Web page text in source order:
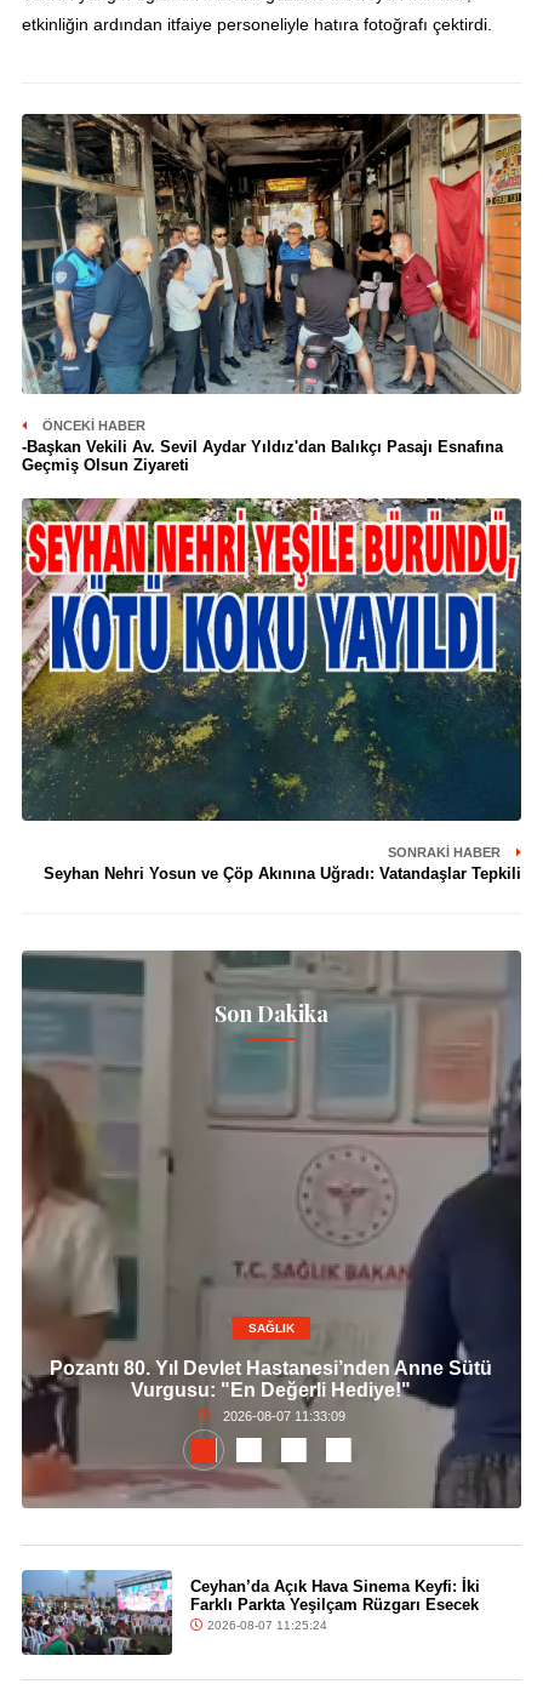
etkinliğin ardından itfaiye personeliyle hatıra fotoğrafı çektirdi.
ÖNCEKI HABER
-Başkan Vekili Av. Sevil Aydar Yıldız'dan Balıkçı Pasajı Esnafına
Geçmiş Olsun Ziyareti
SONRAKI HABER
Seyhan Nehri Yosun ve Çöp Akınına Uğradı: Vatandaşlar Tepkili
Son Dakika
SAĞLIK
Pozantı 80. Yıl Devlet Hastanesi’nden Anne Sütü
Vurgusu: "En Değerli Hediye!"
2026-08-07 11:33:09
Ceyhan’da Açık Hava Sinema Keyfi: İki
Farklı Parkta Yeşilçam Rüzgarı Esecek
2026-08-07 11:25:24